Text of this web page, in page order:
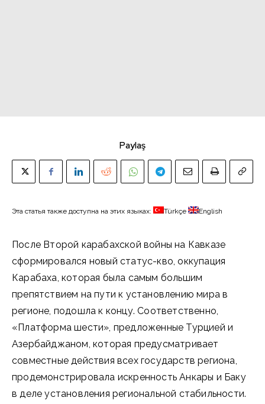
Paylaş
Эта статья также доступна на этих языках: Türkçe English
После Второй карабахской войны на Кавказе
сформировался новый статус-кво, оккупация
Карабаха, которая была самым большим
препятствием на пути к установлению мира в
регионе, подошла к концу. Соответственно,
«Платформа шести», предложенные Турцией и
Азербайджаном, которая предусматривает
совместные действия всех государств региона,
продемонстрировала искренность Анкары и Баку
в деле установления региональной стабильности.